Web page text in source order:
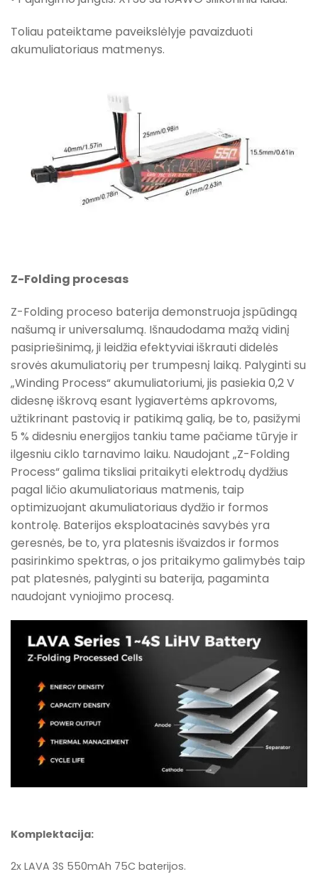
Toliau pateiktame paveikslėlyje pavaizduoti
akumuliatoriaus matmenys.
Z-Folding procesas
Z-Folding proceso baterija demonstruoja įspūdingą
našumą ir universalumą. Išnaudodama mažą vidinį
pasipriešinimą, ji leidžia efektyviai iškrauti didelės
srovės akumuliatorių per trumpesnį laiką. Palyginti su
„Winding Process“ akumuliatoriumi, jis pasiekia 0,2 V
didesnę iškrovą esant lygiavertėms apkrovoms,
užtikrinant pastovią ir patikimą galią, be to, pasižymi
5 % didesniu energijos tankiu tame pačiame tūryje ir
ilgesniu ciklo tarnavimo laiku. Naudojant „Z-Folding
Process“ galima tiksliai pritaikyti elektrodų dydžius
pagal ličio akumuliatoriaus matmenis, taip
optimizuojant akumuliatoriaus dydžio ir formos
kontrolę. Baterijos eksploatacinės savybės yra
geresnės, be to, yra platesnis išvaizdos ir formos
pasirinkimo spektras, o jos pritaikymo galimybės taip
pat platesnės, palyginti su baterija, pagaminta
naudojant vyniojimo procesą.
Komplektacija:
2x LAVA 3S 550mAh 75C baterijos.